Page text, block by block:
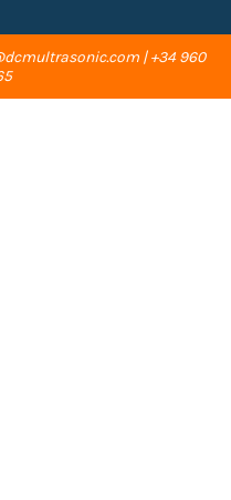
| +34 960